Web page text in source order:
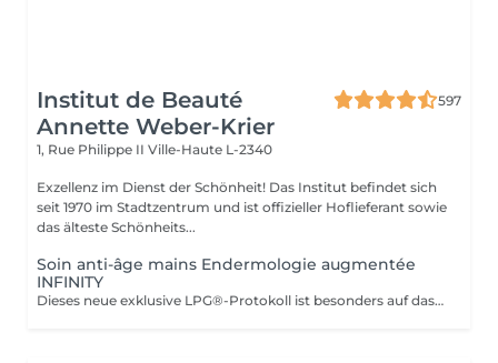
Institut de Beauté
Annette Weber-Krier
597
1, Rue Philippe II Ville-Haute L-2340
Exzellenz im Dienst der Schönheit! Das Institut befindet sich
seit 1970 im Stadtzentrum und ist offizieller Hoflieferant sowie
das älteste Schönheits...
Soin anti-âge mains Endermologie augmentée
INFINITY
Dieses neue exklusive LPG®-Protokoll ist besonders auf das Wohlbefinden der Verbraucher bedacht und stellt eine Allianz aus Technik dar, die auf der patentierten Technologie des CelluM6 Alliance®-Geräts und der Sensorik für eine sofortige und dauerhafte Wirkung auf den Körper basiert. Und dies dank einer Reihe von Manövern, die sowohl vom Alliance®-Behandlungskopf, dem Auflegen einer Maske als auch von den Händen des Behandlers ausgeführt werden